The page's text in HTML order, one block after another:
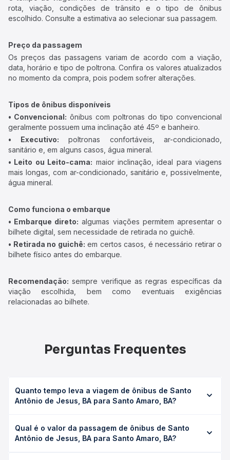
rota, viação, condições de trânsito e o tipo de ônibus
escolhido. Consulte a estimativa ao selecionar sua passagem.
Preço da passagem
Os preços das passagens variam de acordo com a viação,
data, horário e tipo de poltrona. Confira os valores atualizados
no momento da compra, pois podem sofrer alterações.
Tipos de ônibus disponíveis
• Convencional: ônibus com poltronas do tipo convencional
geralmente possuem uma inclinação até 45º e banheiro.
• Executivo: poltronas confortáveis, ar-condicionado,
sanitário e, em alguns casos, água mineral.
• Leito ou Leito-cama: maior inclinação, ideal para viagens
mais longas, com ar-condicionado, sanitário e, possivelmente,
água mineral.
Como funciona o embarque
• Embarque direto: algumas viações permitem apresentar o
bilhete digital, sem necessidade de retirada no guichê.
• Retirada no guichê: em certos casos, é necessário retirar o
bilhete físico antes do embarque.
Recomendação: sempre verifique as regras específicas da
viação escolhida, bem como eventuais exigências
relacionadas ao bilhete.
Perguntas Frequentes
Quanto tempo leva a viagem de ônibus de Santo
Antônio de Jesus, BA para Santo Amaro, BA?
Santo Amaro, BA leva em média 2h 55min, podendo variar
conforme a viação, o tipo de serviço (convencional,
Qual é o valor da passagem de ônibus de Santo
Antônio de Jesus, BA para Santo Amaro, BA?